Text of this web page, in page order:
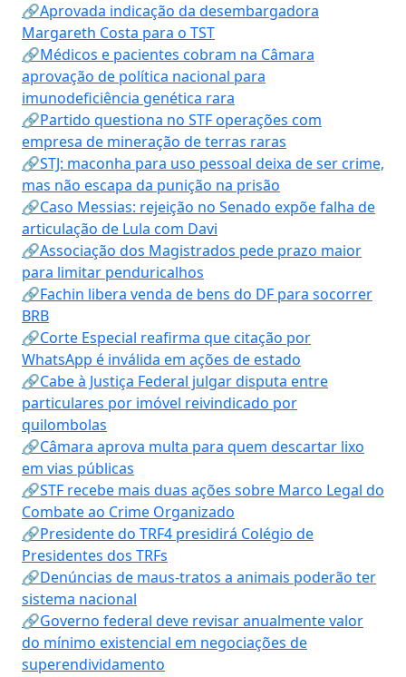
🔗Aprovada indicação da desembargadora
Margareth Costa para o TST
🔗Médicos e pacientes cobram na Câmara
aprovação de política nacional para
imunodeficiência genética rara
🔗Partido questiona no STF operações com
empresa de mineração de terras raras
🔗STJ: maconha para uso pessoal deixa de ser crime,
mas não escapa da punição na prisão
🔗Caso Messias: rejeição no Senado expõe falha de
articulação de Lula com Davi
🔗Associação dos Magistrados pede prazo maior
para limitar penduricalhos
🔗Fachin libera venda de bens do DF para socorrer
BRB
🔗Corte Especial reafirma que citação por
WhatsApp é inválida em ações de estado
🔗Cabe à Justiça Federal julgar disputa entre
particulares por imóvel reivindicado por
quilombolas
🔗Câmara aprova multa para quem descartar lixo
em vias públicas
🔗STF recebe mais duas ações sobre Marco Legal do
Combate ao Crime Organizado
🔗Presidente do TRF4 presidirá Colégio de
Presidentes dos TRFs
🔗Denúncias de maus-tratos a animais poderão ter
sistema nacional
🔗Governo federal deve revisar anualmente valor
do mínimo existencial em negociações de
superendividamento